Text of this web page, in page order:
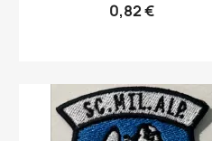
0,82 €